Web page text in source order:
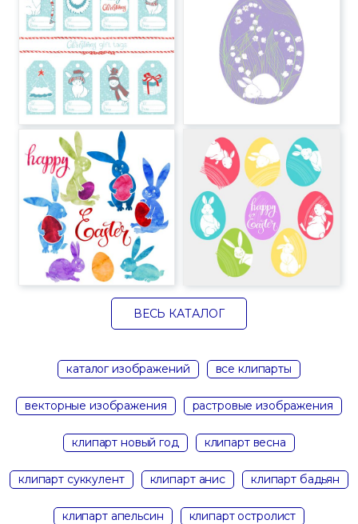
ВЕСЬ КАТАЛОГ
каталог изображений все клипарты
векторные изображения растровые изображения
клипарт новый год клипарт весна
клипарт суккулент клипарт анис клипарт бадьян
клипарт апельсин клипарт остролист